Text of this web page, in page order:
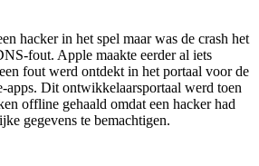
hacker in het spel maar was de crash het
fout. Apple maakte eerder al iets
fout werd ontdekt in het portaal voor de
Dit ontwikkelaarsportaal werd toen
offline gehaald omdat een hacker had
gegevens te bemachtigen.